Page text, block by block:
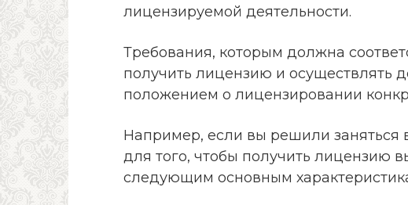
лицензируемой деятельности.
Требования, которым должна
получить лицензию и осуществлять
положением о лицензировании
Например, если вы решили заняться
для того, чтобы получить лицензию
следующим основным